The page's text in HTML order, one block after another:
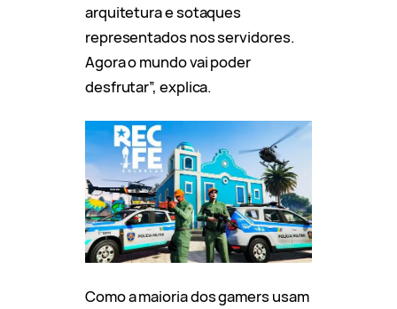
arquitetura e sotaques
representados nos servidores.
Agora o mundo vai poder
desfrutar”, explica.
Como a maioria dos gamers usam